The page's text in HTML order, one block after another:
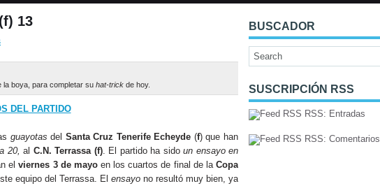
13
la boya, para completar su hat-trick de hoy.
DEL PARTIDO
guayotas del Santa Cruz Tenerife Echeyde (f) que han
20, al C.N. Terrassa (f). El partido ha sido un ensayo en
elviernes 3 de mayoen los cuartos de final de laCopa
equipo del Terrassa. El ensayo no resultó muy bien, ya
BUSCADOR
SUSCRIPCIÓN RSS
RSS: Entradas
RSS: Comentarios